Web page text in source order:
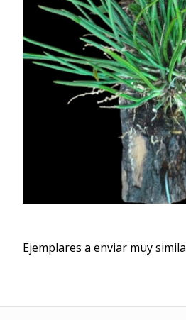
Ejemplares a enviar muy